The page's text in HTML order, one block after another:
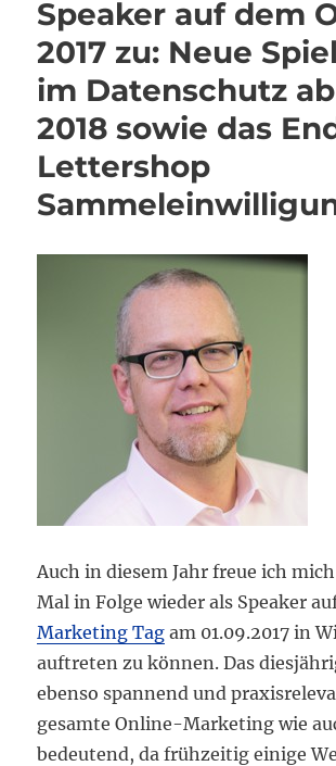
Speaker auf dem
2017 zu: Neue
im Datenschutz
2018 sowie das
Lettershop
Auch in diesem Jahr freue ich
Mal in Folge wieder als Speaker
Marketing Tag am 01.09.2017 in
auftreten zu können. Das
ebenso spannend und
gesamte Online-Marketing wie
bedeutend, da frühzeitig einige